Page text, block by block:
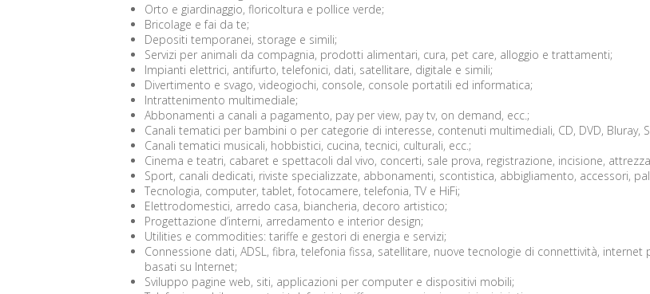
Orto e giardinaggio, floricoltura e pollice verde;
Bricolage e fai da te;
Depositi temporanei, storage e simili;
Servizi per animali da compagnia, prodotti alimentari, cura, pet care, alloggio e trattamenti;
Impianti elettrici, antifurto, telefonici, dati, satellitare, digitale e simili;
Divertimento e svago, videogiochi, console, console portatili ed informatica;
Intrattenimento multimediale;
Abbonamenti a canali a pagamento, pay per view, pay tv, on demand, ecc.;
Canali tematici per bambini o per categorie di interesse, contenuti multimediali, CD, DVD, Bluray,
Canali tematici musicali, hobbistici, cucina, tecnici, culturali, ecc.;
Cinema e teatri, cabaret e spettacoli dal vivo, concerti, sale prova, registrazione, incisione,
Sport, canali dedicati, riviste specializzate, abbonamenti, scontistica, abbigliamento, accessori,
Tecnologia, computer, tablet, fotocamere, telefonia, TV e HiFi;
Elettrodomestici, arredo casa, biancheria, decoro artistico;
Progettazione d’interni, arredamento e interior design;
Utilities e commodities: tariffe e gestori di energia e servizi;
Connessione dati, ADSL, fibra, telefonia fissa, satellitare, nuove tecnologie di connettività,
basati su Internet;
Sviluppo pagine web, siti, applicazioni per computer e dispositivi mobili;